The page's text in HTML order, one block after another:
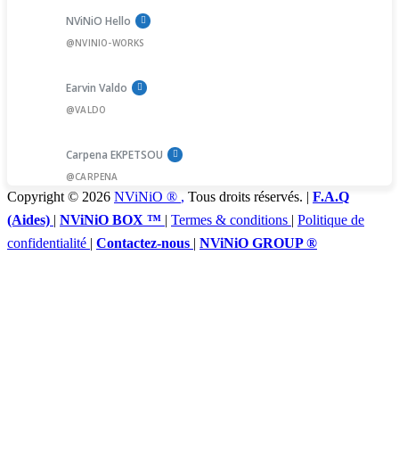
NViNiO Hello
@NVINIO-WORKS
Earvin Valdo
@VALDO
Carpena EKPETSOU
@CARPENA
Copyright © 2026 NViNiO ® , Tous droits réservés. | F.A.Q
(Aides)
NViNiO BOX ™ Termes & conditions
Politique de
confidentialité
Contactez-nous NViNiO GROUP ®